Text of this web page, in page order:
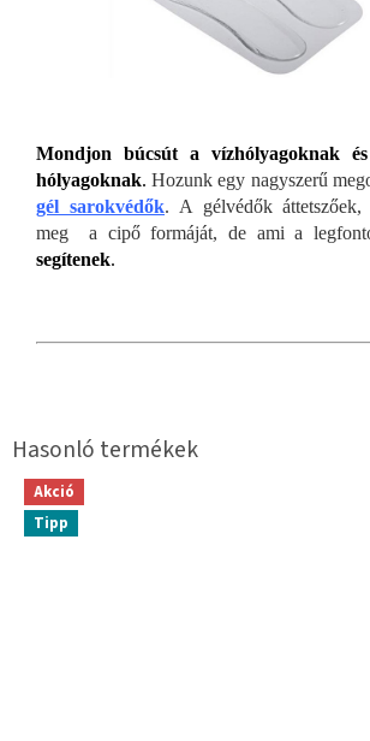
Mondjon búcsút a vízhólyagoknak
hólyagoknak. Hozunk egy nagyszerű
gél sarokvédők. A gélvédők áttetszőek,
meg a cipő formáját, de ami a
segítenek.
Akció
Tipp